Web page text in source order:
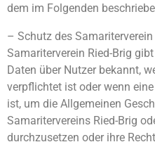
dem im Folgenden
– Schutz des
Samariterverein Ried-Brig
Daten über Nutzer bekannt,
verpflichtet ist oder wenn
ist, um die Allgemeinen
Samaritervereins Ried-Brig
durchzusetzen oder ihre